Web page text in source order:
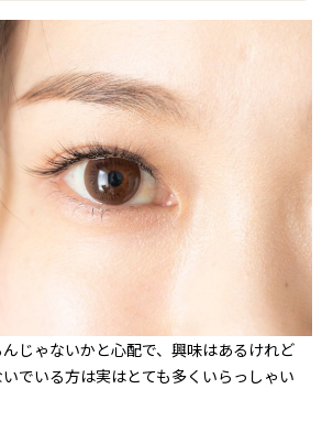
じゃないかと心配で、興味はあるけれど
でいる方は実はとても多くいらっしゃい